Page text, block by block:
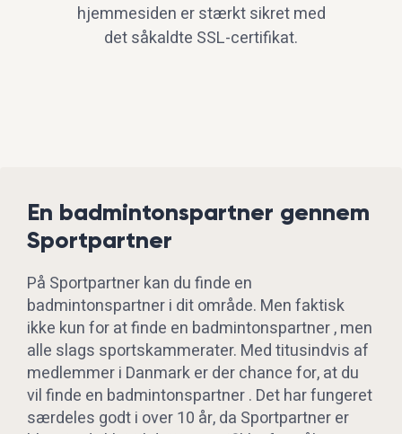
hjemmesiden er stærkt sikret med
det såkaldte SSL-certifikat.
En badmintonspartner gennem
Sportpartner
På Sportpartner kan du finde en
badmintonspartner i dit område. Men faktisk
ikke kun for at finde en badmintonspartner , men
alle slags sportskammerater. Med titusindvis af
medlemmer i Danmark er der chance for, at du
vil finde en badmintonspartner . Det har fungeret
særdeles godt i over 10 år, da Sportpartner er